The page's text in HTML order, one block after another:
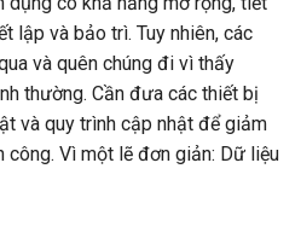
lập và bảo trì. Tuy nhiên, các
và quên chúng đi vì thấy
thường. Cần đưa các thiết bị
và quy trình cập nhật để giảm
Vì một lẽ đơn giản: Dữ liệu